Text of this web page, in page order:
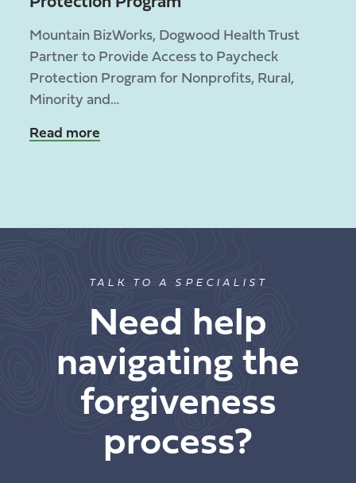
Mountain BizWorks, Dogwood Health Trust
Partner to Provide Access to Paycheck
Protection Program for Nonprofits, Rural,
Minority and…
Read more
TALK TO A SPECIALIST
Need help
navigating the
forgiveness
process?